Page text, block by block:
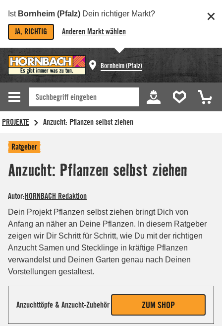
Ist Bornheim (Pfalz) Dein richtiger Markt?
JA, RICHTIG Anderen Markt wählen
Bornheim (Pfalz)